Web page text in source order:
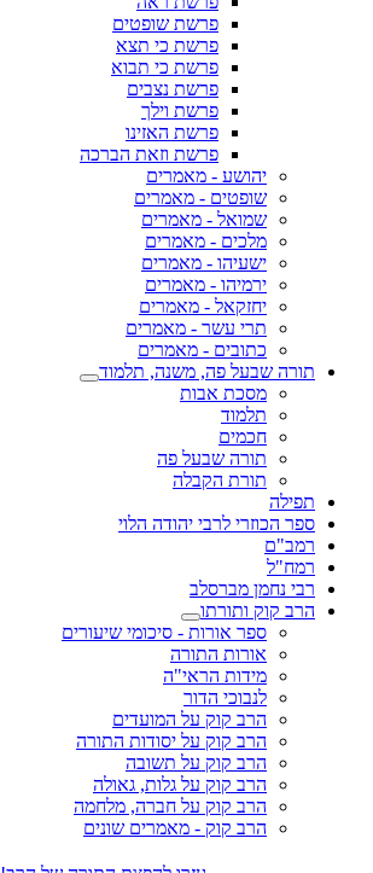
פרשת שופטים
פרשת כי תצא
פרשת כי תבוא
פרשת נצבים
פרשת וילך
פרשת האזינו
פרשת וזאת הברכה
יהושע - מאמרים
שופטים - מאמרים
שמואל - מאמרים
מלכים - מאמרים
ישעיהו - מאמרים
ירמיהו - מאמרים
יחזקאל - מאמרים
תרי עשר - מאמרים
כתובים - מאמרים
תורה שבעל פה, משנה, תלמוד
מסכת אבות
תלמוד
חכמים
תורה שבעל פה
תורת הקבלה
תפילה
ספר הכוזרי לרבי יהודה הלוי
רמב"ם
רמח"ל
רבי נחמן מברסלב
הרב קוק ותורתו
ספר אורות - סיכומי שיעורים
אורות התורה
מידות הראי"ה
לנבוכי הדור
הרב קוק על המועדים
הרב קוק על יסודות התורה
הרב קוק על תשובה
הרב קוק על גלות, גאולה
הרב קוק על חברה, מלחמה
הרב קוק - מאמרים שונים